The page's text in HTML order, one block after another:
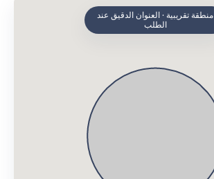
منطقة تقريبية · العنوان الدقيق عند
الطلب